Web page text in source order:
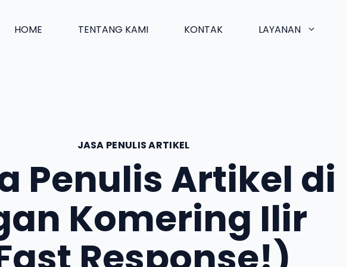
HOME TENTANG KAMI KONTAK LAYANAN
JASA PENULIS ARTIKEL
Penulis Artikel di
Komering Ilir